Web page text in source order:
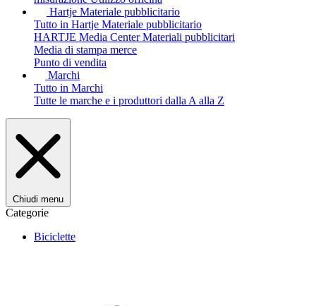
Hartje Materiale pubblicitario
Tutto in Hartje Materiale pubblicitario
HARTJE Media Center Materiali pubblicitari
Media di stampa merce
Punto di vendita
Marchi
Tutto in Marchi
Tutte le marche e i produttori dalla A alla Z
Chiudi menu
Categorie
Biciclette